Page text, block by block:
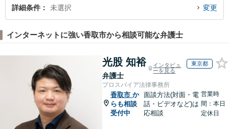
詳細条件 未選択 変更
インターネットに強い香取市から相談可能な弁護士
光股 知裕
弁護士
インタビュ
ーを見る
東京都
プロスパイア法律事務所
香取市 か
らも相談
受付中
面談方法(対面・電
話・ビデオなど)は
応相談
営業時
間：本日
定休日